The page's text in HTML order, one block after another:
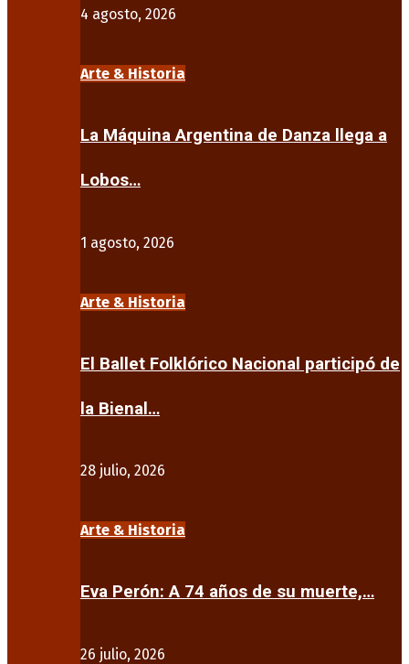
4 agosto, 2026
Arte & Historia
La Máquina Argentina de Danza llega a
Lobos…
1 agosto, 2026
Arte & Historia
El Ballet Folklórico Nacional participó de
la Bienal…
28 julio, 2026
Arte & Historia
Eva Perón: A 74 años de su muerte,…
26 julio, 2026